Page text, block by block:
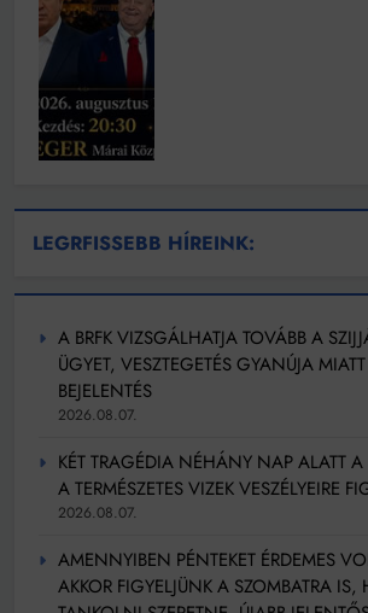
LEGRFISSEBB HÍREINK:
A BRFK VIZSGÁLHATJA TOVÁBB A
ÜGYET, VESZTEGETÉS GYANÚJA MIATT
BEJELENTÉS
2026.08.07.
KÉT TRAGÉDIA NÉHÁNY NAP ALATT
A TERMÉSZETES VIZEK VESZÉLYEIRE
2026.08.07.
AMENNYIBEN PÉNTEKET ÉRDEMES
AKKOR FIGYELJÜNK A SZOMBATRA IS,